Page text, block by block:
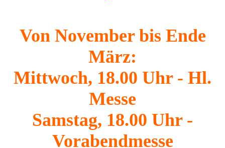
Von November bis Ende
März:
Mittwoch, 18.00 Uhr - Hl.
Messe
Samstag, 18.00 Uhr -
Vorabendmesse